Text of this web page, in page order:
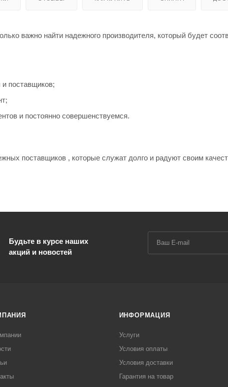
важно найти надежного производителя, который будет
поставщиков;
и постоянно совершенствуемся.
поставщиков , которые служат долго и радуют своим
Будьте в курсе наших
акций и новостей
ИНФОРМАЦИЯ
Услуги
Условия оплаты
Условия доставки
Гарантия на товар